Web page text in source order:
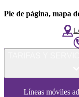
Pie de página, mapa
Líneas móviles